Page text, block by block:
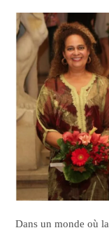
Dans un monde où